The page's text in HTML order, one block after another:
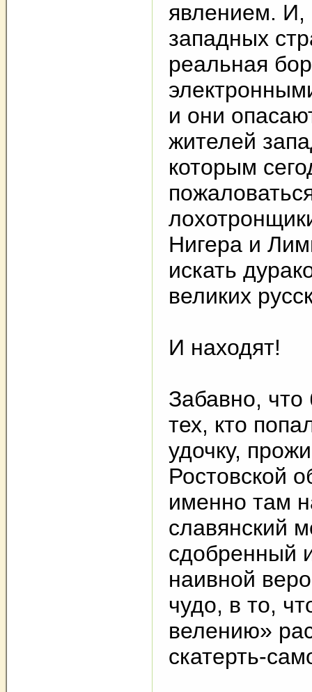
явлением. И,
западных
реальная
и они
жителей
которым
Нигера и
искать
великих
И находят!
Забавно,
тех, кто
удочку,
Ростовской
именно там
славянский
сдобренный
наивной
чудо, в то,
велению»
скатерть-